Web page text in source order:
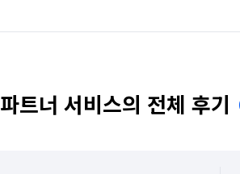
파트너 서비스의 전체 후기